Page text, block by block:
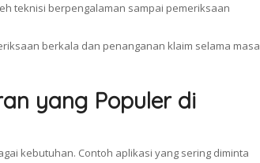
teknisi berpengalaman sampai pemeriksaan
berkala dan penanganan klaim selama masa
yang Populer di
kebutuhan. Contoh aplikasi yang sering diminta